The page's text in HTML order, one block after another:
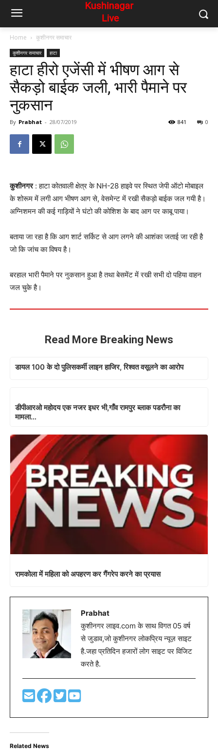
Home कुशीनगर समाचार
कुशीनगर समाचार हाटा
हाटा हीरो एजेंसी में भीषण आग से
सैकड़ो बाईक जली, भारी पैमाने पर
नुकसान
By Prabhat - 28/07/2019 0
841
कुशीनगर: हाटा कोतवाली क्षेत्र के NH-28 हाइवे पर स्थित जेपी ऑटो मोबाइल
के शोरूम में लगी आग भीषण आग से, वेसमेन्ट में रखी सैकड़ो बाईक जल गयी है।
अग्निशमन की कई गाड़ियों ने घंटो की कोशिश के बाद आग पर काबू पाया।
बताया जा रहा है कि आग शार्ट सर्किट से आग लगने की आशंका जताई जा रही है
जो कि जांच का विषय है।
बरहाल भारी पैमाने पर नुकसान हुआ है तथा बेसमेंट में रखी सभी दो पहिया वाहन
जल चुके है।
Read More Breaking News
डायल 100 के दो पुलिसकर्मी लाइन हाजिर, रिश्वत वसूलने का आरोप
डीपीआरओ महोदय एक नजर इधर भी,गाँव रामपुर ब्लाक पडरौना का
मामला…
रामकोला में महिला को अपहरण कर गैंगरेप करने का प्रयास
Prabhat
कुशीनगर लाइव.com के साथ विगत 05 वर्ष
से जुडाव,जो कुशीनगर लोकप्रिय न्यूज़ साइट
है.जहा प्रतिदिन हजारों लोग साइट पर विजिट
करते है.
Related News